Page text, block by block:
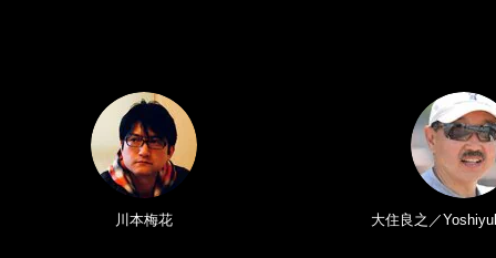
川本梅花 大住良之／